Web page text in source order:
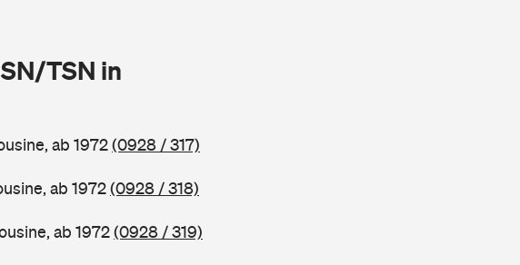
TSN in
ab 1972(0928 / 317)
ab 1972(0928 / 318)
ab 1972(0928 / 319)